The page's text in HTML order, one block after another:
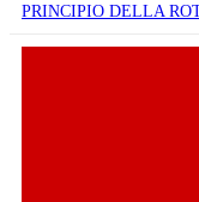
PRINCIPIO DELLA